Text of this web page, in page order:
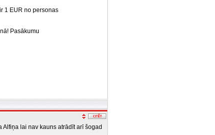
1 EUR no personas
Pasākumu
lai nav kauns atrādīt arī šogad